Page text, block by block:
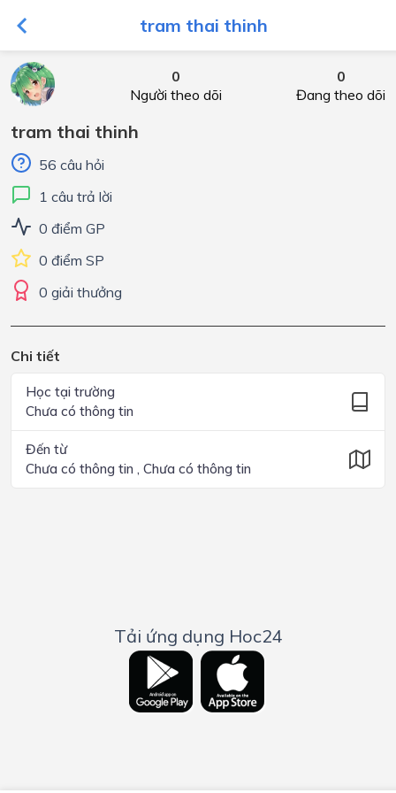
tram thai thinh
0
Người theo dõi
0
Đang theo dõi
tram thai thinh
56 câu hỏi
1 câu trả lời
0 điểm GP
0 điểm SP
0 giải thưởng
Chi tiết
Học tại trường
Chưa có thông tin
Đến từ
Chưa có thông tin , Chưa có thông tin
Tải ứng dụng Hoc24